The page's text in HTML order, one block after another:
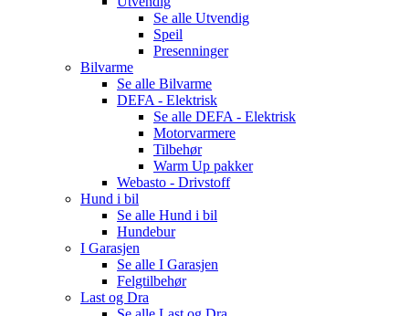
Se alle Utvendig
Speil
Presenninger
Bilvarme
Se alle Bilvarme
DEFA - Elektrisk
Se alle DEFA - Elektrisk
Motorvarmere
Tilbehør
Warm Up pakker
Webasto - Drivstoff
Hund i bil
Se alle Hund i bil
Hundebur
I Garasjen
Se alle I Garasjen
Felgtilbehør
Last og Dra